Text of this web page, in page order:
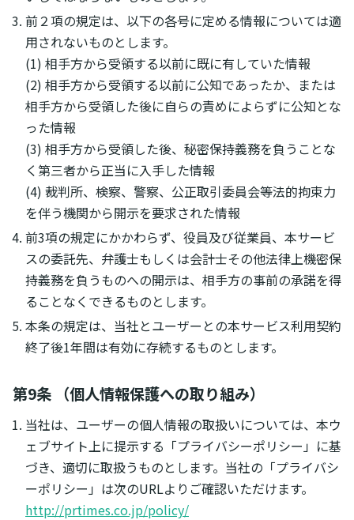
前２項の規定は、以下の各号に定める情報については適
用されないものとします。
(1) 相手方から受領する以前に既に有していた情報
(2) 相手方から受領する以前に公知であったか、または
相手方から受領した後に自らの責めによらずに公知とな
った情報
(3) 相手方から受領した後、秘密保持義務を負うことな
く第三者から正当に入手した情報
(4) 裁判所、検察、警察、公正取引委員会等法的拘束力
を伴う機関から開示を要求された情報
前3項の規定にかかわらず、役員及び従業員、本サービ
スの委託先、弁護士もしくは会計士その他法律上機密保
持義務を負うものへの開示は、相手方の事前の承諾を得
ることなくできるものとします。
本条の規定は、当社とユーザーとの本サービス利用契約
終了後1年間は有効に存続するものとします。
第9条 （個人情報保護への取り組み）
当社は、ユーザーの個人情報の取扱いについては、本ウ
ェブサイト上に提示する「プライバシーポリシー」に基
づき、適切に取扱うものとします。当社の「プライバシ
ーポリシー」は次のURLよりご確認いただけます。
http://prtimes.co.jp/policy/